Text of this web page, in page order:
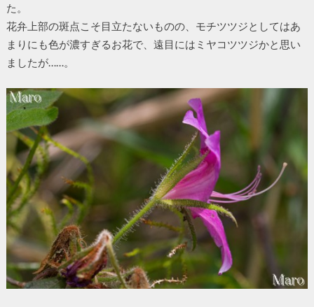
た。
花弁上部の斑点こそ目立たないものの、モチツツジとしてはあ
まりにも色が濃すぎるお花で、遠目にはミヤコツツジかと思い
ましたが……。